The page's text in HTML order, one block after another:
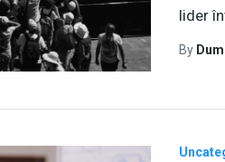
lider
By